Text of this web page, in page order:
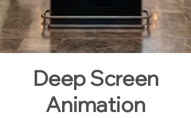
Deep Screen
Animation